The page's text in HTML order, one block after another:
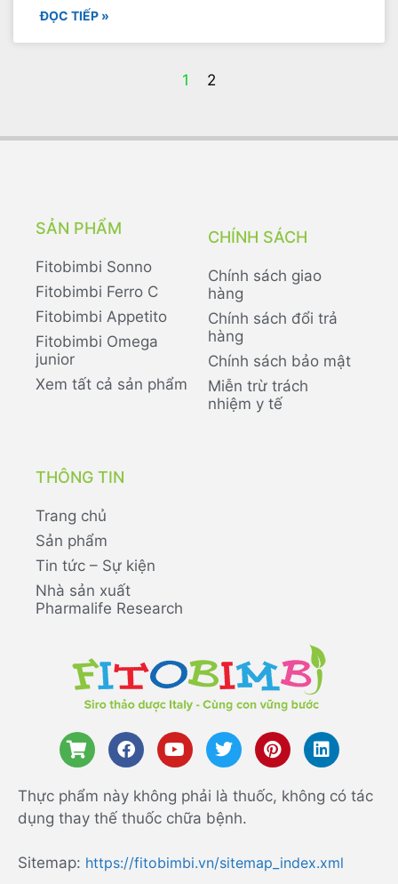
ĐỌC TIẾP »
1 2
SẢN PHẨM
Fitobimbi Sonno
Fitobimbi Ferro C
Fitobimbi Appetito
Fitobimbi Omega
junior
Xem tất cả sản phẩm
CHÍNH SÁCH
Chính sách giao
hàng
Chính sách đổi trả
hàng
Chính sách bảo mật
Miễn trừ trách
nhiệm y tế
THÔNG TIN
Trang chủ
Sản phẩm
Tin tức – Sự kiện
Nhà sản xuất
Pharmalife Research
Thực phẩm này không phải là thuốc, không có tác
dụng thay thế thuốc chữa bệnh.
Sitemap: https://fitobimbi.vn/sitemap_index.xml